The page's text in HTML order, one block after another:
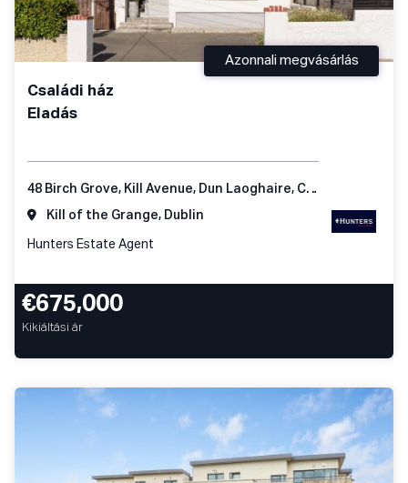
Családi ház
Eladás
Azonnali megvásárlás
48 Birch Grove, Kill Avenue, Dun Laoghaire, Co Dublin
Kill of the Grange, Dublin
Hunters Estate Agent
€675,000
Kikiáltási ár